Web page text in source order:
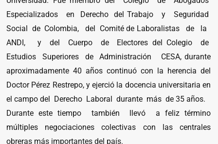
Especializados en Derecho del Trabajo y Seguridad
Social de Colombia, del Comité de Laboralistas de la
ANDI, y del Cuerpo de Electores del Colegio de
Estudios Superiores de Administración CESA, durante
aproximadamente 40 años continuó con la herencia del
Doctor Pérez Restrepo, y ejerció la docencia universitaria en
el campo del Derecho Laboral durante más de 35 años.
Durante este tiempo también llevó a feliz término
múltiples negociaciones colectivas con las centrales
obreras más importantes del país.